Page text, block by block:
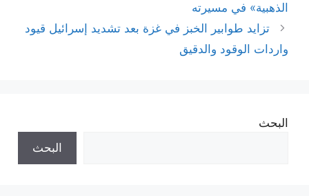
الذهبية» في مسيرته
تزايد طوابير الخبز في غزة بعد تشديد إسرائيل قيود
واردات الوقود والدقيق
البحث
البحث